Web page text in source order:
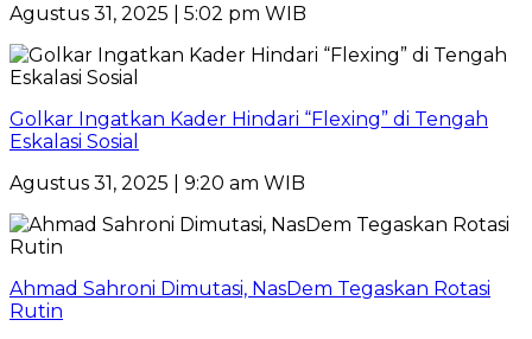
Agustus 31, 2025 | 5:02 pm WIB
Golkar Ingatkan Kader Hindari “Flexing” di Tengah
Eskalasi Sosial
Agustus 31, 2025 | 9:20 am WIB
Ahmad Sahroni Dimutasi, NasDem Tegaskan Rotasi
Rutin